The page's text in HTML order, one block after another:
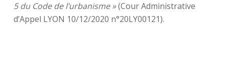
5 du Code de l’urbanisme »(Cour Administrative
d’Appel LYON 10/12/2020 n°20LY00121).